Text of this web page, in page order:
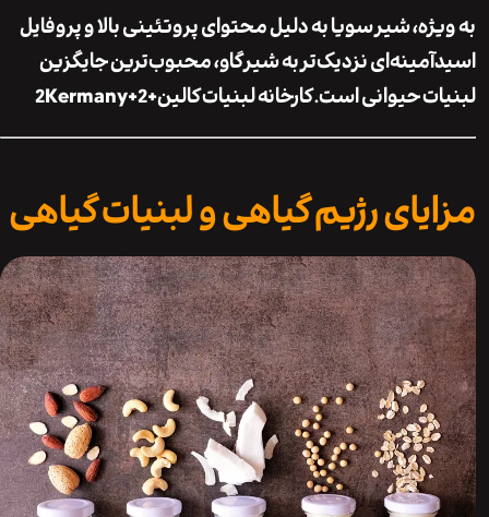
شیر سویا به دلیل محتوای پروتئینی بالا و پروفایل
نزدیک‌تر به شیر گاو، محبوب‌ترین جایگزین
حیوانی است.کارخانه لبنیات کالین+2
Kermany+2
رژیم گیاهی و لبنیات گیاهی